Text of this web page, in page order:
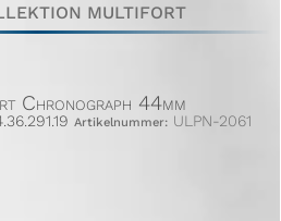
MULTIFORT
Chronograph 44mm
Artikelnummer:ULPN-2061